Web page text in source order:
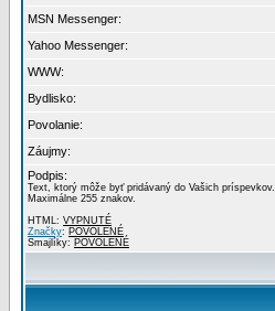
MSN Messenger:
Yahoo Messenger:
WWW:
Bydlisko:
Povolanie:
Záujmy:
Podpis:
Text, ktorý môže byť pridávaný do Vašich príspevkov.
Maximálne 255 znakov.
HTML: VYPNUTÉ
Značky: POVOLENÉ
Smajlíky: POVOLENÉ